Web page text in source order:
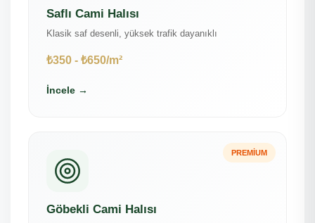
Saflı Cami Halısı
Klasik saf desenli, yüksek trafik dayanıklı
₺350 - ₺650/m²
İncele →
PREMIUM
Göbekli Cami Halısı